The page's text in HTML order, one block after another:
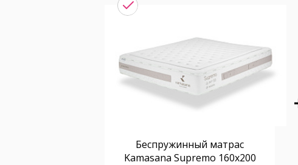
Беспружинный матрас
Kamasana Supremo 160x200